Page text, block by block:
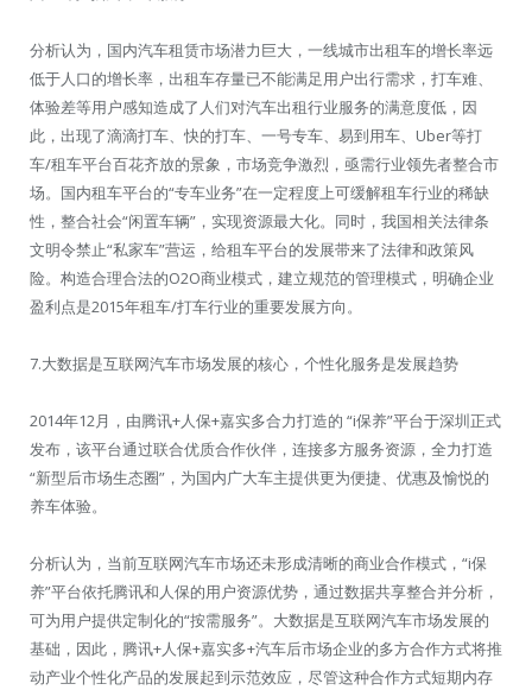
分析认为，国内汽车租赁市场潜力巨大，一线城市出租车的增长率远
低于人口的增长率，出租车存量已不能满足用户出行需求，打车难、
体验差等用户感知造成了人们对汽车出租行业服务的满意度低，因
此，出现了滴滴打车、快的打车、一号专车、易到用车、Uber等打
车/租车平台百花齐放的景象，市场竞争激烈，亟需行业领先者整合市
场。国内租车平台的“专车业务”在一定程度上可缓解租车行业的稀缺
性，整合社会“闲置车辆”，实现资源最大化。同时，我国相关法律条
文明令禁止“私家车”营运，给租车平台的发展带来了法律和政策风
险。构造合理合法的O2O商业模式，建立规范的管理模式，明确企业
盈利点是2015年租车/打车行业的重要发展方向。
7.大数据是互联网汽车市场发展的核心，个性化服务是发展趋势
2014年12月，由腾讯+人保+嘉实多合力打造的 “i保养”平台于深圳正式
发布，该平台通过联合优质合作伙伴，连接多方服务资源，全力打造
“新型后市场生态圈”，为国内广大车主提供更为便捷、优惠及愉悦的
养车体验。
分析认为，当前互联网汽车市场还未形成清晰的商业合作模式，“i保
养”平台依托腾讯和人保的用户资源优势，通过数据共享整合并分析，
可为用户提供定制化的“按需服务”。大数据是互联网汽车市场发展的
基础，因此，腾讯+人保+嘉实多+汽车后市场企业的多方合作方式将推
动产业个性化产品的发展起到示范效应，尽管这种合作方式短期内存